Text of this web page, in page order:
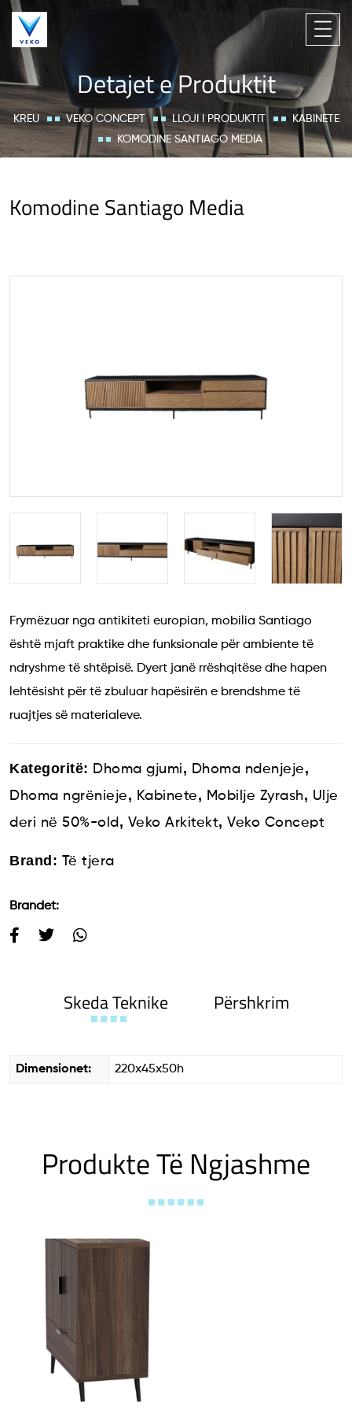
Detajet e Produktit
KREU VEKO CONCEPT LLOJI I PRODUKTIT
KABINETE
KOMODINE SANTIAGO MEDIA
Komodine Santiago Media
Frymëzuar nga antikiteti europian, mobilia Santiago
është mjaft praktike dhe funksionale për ambiente të
ndryshme të shtëpisë. Dyert janë rrëshqitëse dhe hapen
lehtësisht për të zbuluar hapësirën e brendshme të
ruajtjes së materialeve.
Kategoritë: Dhoma gjumi, Dhoma ndenjeje,
Dhoma ngrënieje, Kabinete, Mobilje Zyrash, Ulje
deri në 50%-old , Veko Arkitekt, Veko Concept
Brand: Të tjera
Brandet:
Skeda Teknike Përshkrim
Dimensionet: 220x45x50h
Produkte Të Ngjashme